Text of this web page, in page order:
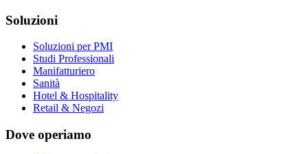
Soluzioni
Soluzioni per PMI
Studi Professionali
Manifatturiero
Sanità
Hotel & Hospitality
Retail & Negozi
Dove operiamo